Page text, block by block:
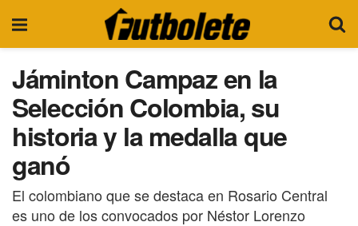
Jáminton Campaz en la
Selección Colombia, su
historia y la medalla que
ganó
El colombiano que se destaca en Rosario Central
es uno de los convocados por Néstor Lorenzo